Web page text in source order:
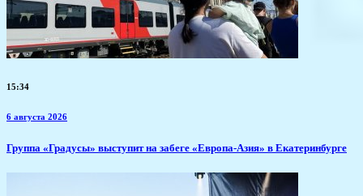
15:34
6 августа 2026
​Группа «Градусы» выступит на забеге «Европа-Азия» в Екатеринбурге